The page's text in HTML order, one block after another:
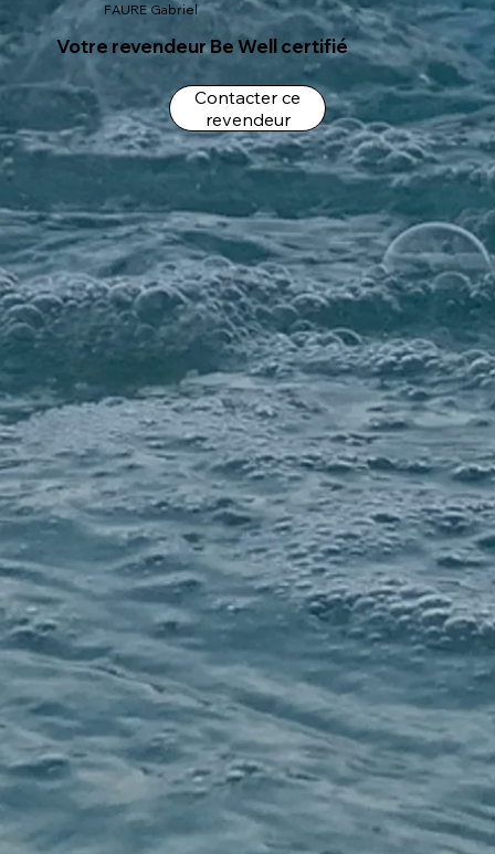
FAURE Gabriel
Votre revendeur Be Well certifié
Contacter ce
revendeur